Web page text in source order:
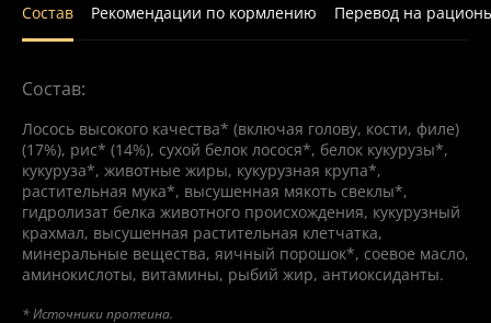
Состав Рекомендации по кормлению Перевод на
Состав:
Лосось высокого качества* (включая голову, кости, филе)
(17%), рис* (14%), сухой белок лосося*, белок кукурузы*,
кукуруза*, животные жиры, кукурузная крупа*,
растительная мука*, высушенная мякоть свеклы*,
гидролизат белка животного происхождения, кукурузный
крахмал, высушенная растительная клетчатка,
минеральные вещества, яичный порошок*, соевое масло,
аминокислоты, витамины, рыбий жир, антиоксиданты.
* Источники протеина.